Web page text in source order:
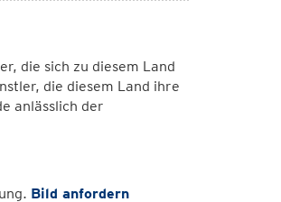
die sich zu diesem Land
die diesem Land ihre
anlässlich der
Bild anfordern